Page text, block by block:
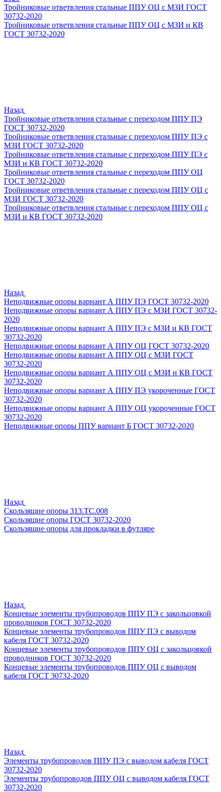
Тройниковые ответвления стальные ППУ ОЦ с МЗИ ГОСТ
30732-2020
Тройниковые ответвления стальные ППУ ОЦ с МЗИ и КВ
ГОСТ 30732-2020
Назад
Тройниковые ответвления стальные с переходом ППУ ПЭ
ГОСТ 30732-2020
Тройниковые ответвления стальные с переходом ППУ ПЭ с
МЗИ ГОСТ 30732-2020
Тройниковые ответвления стальные с переходом ППУ ПЭ с
МЗИ и КВ ГОСТ 30732-2020
Тройниковые ответвления стальные с переходом ППУ ОЦ
ГОСТ 30732-2020
Тройниковые ответвления стальные с переходом ППУ ОЦ с
МЗИ ГОСТ 30732-2020
Тройниковые ответвления стальные с переходом ППУ ОЦ с
МЗИ и КВ ГОСТ 30732-2020
Назад
Неподвижные опоры вариант А ППУ ПЭ ГОСТ 30732-2020
Неподвижные опоры вариант А ППУ ПЭ с МЗИ ГОСТ 30732-
2020
Неподвижные опоры вариант А ППУ ПЭ с МЗИ и КВ ГОСТ
30732-2020
Неподвижные опоры вариант А ППУ ОЦ ГОСТ 30732-2020
Неподвижные опоры вариант А ППУ ОЦ с МЗИ ГОСТ
30732-2020
Неподвижные опоры вариант А ППУ ОЦ с МЗИ и КВ ГОСТ
30732-2020
Неподвижные опоры вариант А ППУ ПЭ укороченные ГОСТ
30732-2020
Неподвижные опоры вариант А ППУ ОЦ укороченные ГОСТ
30732-2020
Неподвижные опоры ППУ вариант Б ГОСТ 30732-2020
Назад
Скользящие опоры 313.ТС.008
Скользящие опоры ГОСТ 30732-2020
Скользящие опоры для прокладки в футляре
Назад
Концевые элементы трубопроводов ППУ ПЭ с закольцовкой
проводников ГОСТ 30732-2020
Концевые элементы трубопроводов ППУ ПЭ с выводом
кабеля ГОСТ 30732-2020
Концевые элементы трубопроводов ППУ ОЦ с закольцовкой
проводников ГОСТ 30732-2020
Концевые элементы трубопроводов ППУ ОЦ с выводом
кабеля ГОСТ 30732-2020
Назад
Элементы трубопроводов ППУ ПЭ с выводом кабеля ГОСТ
30732-2020
Элементы трубопроводов ППУ ОЦ с выводом кабеля ГОСТ
30732-2020